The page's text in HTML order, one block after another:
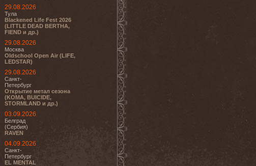
29.08.2026
Тула
Blackened Life Fest 2026
(LITTLE DEAD BERTHA,
FIEND и др.)
29.08.2026
Москва
Oldschool Open Air (LIFE,
LEDSTAR)
29.08.2026
Санкт-
Петербург
Открытие метал сезона
(KOMA, BUICIDE,
STORMLAND и др.)
03.09.2026
Белград
(Сербия)
RAVEN
04.09.2026
Санкт-
Петербург
EL MENTAL